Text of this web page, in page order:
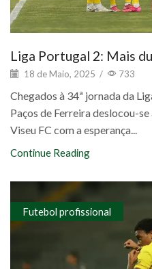
Liga Portugal 2: Mais
18 de Maio, 2025 / 733
Chegados à 34ª jornada da
Paços de Ferreira deslocou-
Viseu FC com a esperança...
Continue Reading
Futebol profissional